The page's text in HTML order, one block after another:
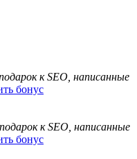
к SEO, написанные
бонус
к SEO, написанные
бонус